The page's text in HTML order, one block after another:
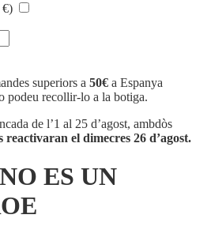
€)
superiors a 50€ a Espanya
podeu recollir-lo a la botiga.
de l’1 al 25 d’agost, ambdòs
reactivaran el dimecres 26 d’agost.
ES UN